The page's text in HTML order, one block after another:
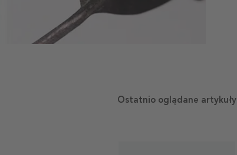
Ostatnio oglądane artykuły